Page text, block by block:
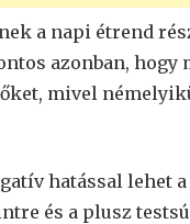
a napi étrend
azonban, hogy
mivel
hatással lehet a
és a plusz